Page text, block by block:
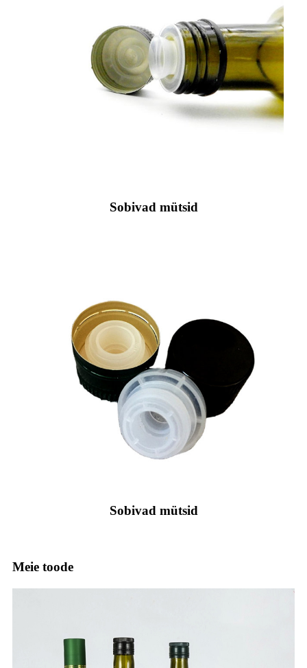
Sobivad mütsid
Sobivad mütsid
Meie toode